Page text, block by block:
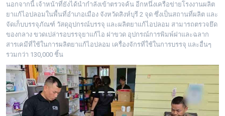
นอกจากนี้ เจ้าหน้าที่ยังได้นำกำลังเข้าตรวจค้น อีกหนึ่งเครือข่ายโรงงานผลิต
ยาแก้ไอปลอมในพื้นที่อำเภอเมือง จังหวัดสิงห์บุรี 2 จุด ซึ่งเป็นสถานที่ผลิต และ
จัดเก็บบรรจุภัณฑ์ วัสดุอุปกรณ์บรรจุ และผลิตยาแก้ไอปลอม สามารถตรวจยึด
ของกลาง ขวดเปล่ารอบรรจุยาแก้ไอ ฝาขวด อุปกรณ์การพิมพ์ฝาและฉลาก
สารเคมีที่ใช้ในการผลิตยาแก้ไอปลอม เครื่องจักรที่ใช้ในการบรรจุ และอื่นๆ
รวมกว่า 130,000 ชิ้น